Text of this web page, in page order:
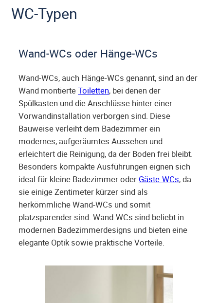
WC-Typen
Wand-WCs oder Hänge-WCs
Wand-WCs, auch Hänge-WCs genannt, sind an der
Wand montierteToiletten, bei denen der
Spülkasten und die Anschlüsse hinter einer
Vorwandinstallation verborgen sind. Diese
Bauweise verleiht dem Badezimmer ein
modernes, aufgeräumtes Aussehen und
erleichtert die Reinigung, da der Boden frei bleibt.
Besonders kompakte Ausführungen eignen sich
ideal für kleine Badezimmer oder Gäste-WCs, da
sie einige Zentimeter kürzer sind als
herkömmliche Wand-WCs und somit
platzsparender sind. Wand-WCs sind beliebt in
modernen Badezimmerdesigns und bieten eine
elegante Optik sowie praktische Vorteile.